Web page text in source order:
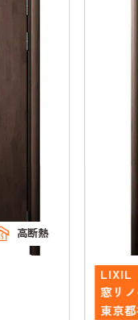
高断熱
LIXIL
窓リノ
東京都